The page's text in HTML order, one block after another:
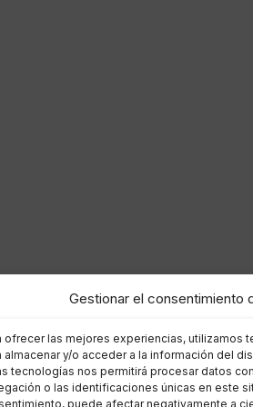
Gestionar el consentimiento
ofrecer las mejores experiencias, utilizamos
almacenar y/o acceder a la información del
tecnologías nos permitirá procesar datos
o las identificaciones únicas en este
puede afectar negativamente a